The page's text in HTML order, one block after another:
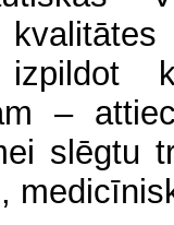
izpildot
–
slēgtu